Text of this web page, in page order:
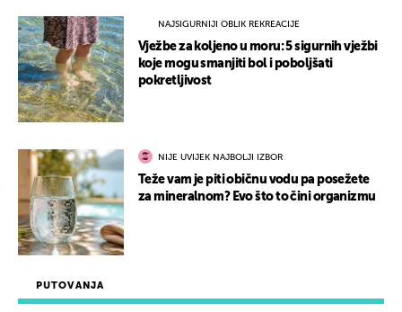
PUTOVANJA
NAJSIGURNIJI OBLIK REKREACIJE
Vježbe za koljeno u moru: 5 sigurnih vježbi
koje mogu smanjiti bol i poboljšati
pokretljivost
NIJE UVIJEK NAJBOLJI IZBOR
Teže vam je piti običnu vodu pa posežete
za mineralnom? Evo što to čini organizmu